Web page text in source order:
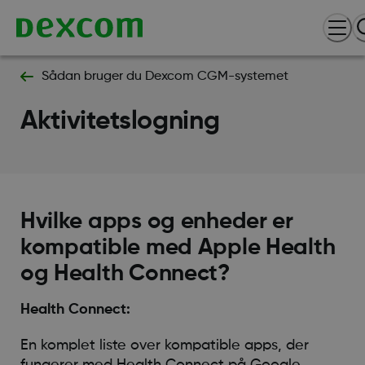
Sådan bruger du Dexcom CGM-systemet
Aktivitetslogning
Hvilke apps og enheder er
kompatible med Apple Health
og Health Connect?
Health Connect:
En komplet liste over kompatible apps, der